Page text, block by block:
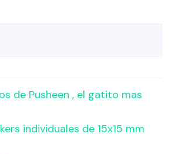
de Pusheen , el gatito mas
individuales de 15x15 mm